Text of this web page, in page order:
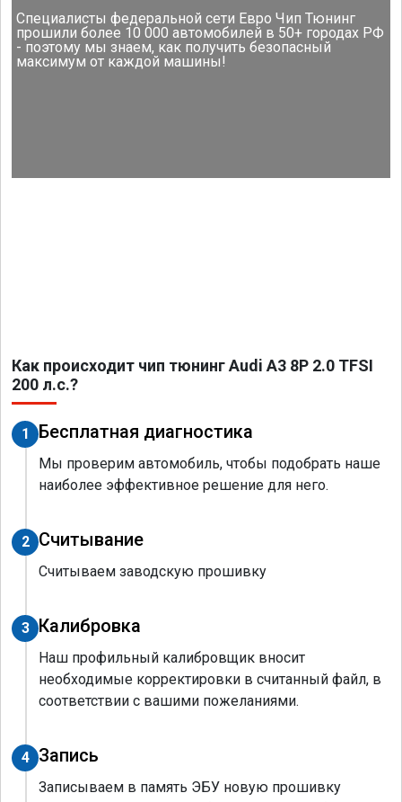
Специалисты федеральной сети Евро Чип Тюнинг
прошили более 10 000 автомобилей в 50+ городах РФ
- поэтому мы знаем, как получить безопасный
максимум от каждой машины!
Как происходит чип тюнинг Audi A3 8P 2.0 TFSI
200 л.с.?
1 Бесплатная диагностика
Мы проверим автомобиль, чтобы подобрать наше
наиболее эффективное решение для него.
2 Считывание
Считываем заводскую прошивку
3 Калибровка
Наш профильный калибровщик вносит
необходимые корректировки в считанный файл, в
соответствии с вашими пожеланиями.
4 Запись
Записываем в память ЭБУ новую прошивку